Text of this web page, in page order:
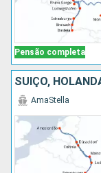
Pensão completa
SUÍÇO,
AmaStella